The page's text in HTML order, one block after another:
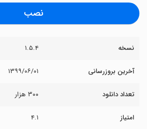
نصب
نسخه ۱.۵.۴
آخرین بروزرسانی ۱۳۹۹/۰۶/۰۱
تعداد دانلود ۳۰۰ هزار
امتیاز ۴.۱